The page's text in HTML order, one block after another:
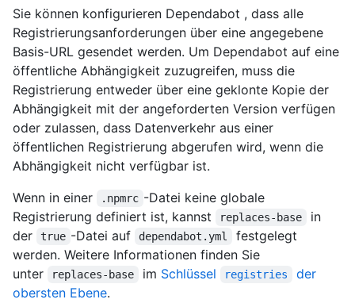
Sie können konfigurieren Dependabot , dass alle
Registrierungsanforderungen über eine angegebene
Basis-URL gesendet werden. Um Dependabot auf eine
öffentliche Abhängigkeit zuzugreifen, muss die
Registrierung entweder über eine geklonte Kopie der
Abhängigkeit mit der angeforderten Version verfügen
oder zulassen, dass Datenverkehr aus einer
öffentlichen Registrierung abgerufen wird, wenn die
Abhängigkeit nicht verfügbar ist.
Wenn in einer
.npmrc -Datei keine globale
Registrierung definiert ist, kannst
replaces-base
in
der
true -Datei auf dependabot.yml
festgelegt
werden. Weitere Informationen finden Sie
unter
replaces-base im Schlüssel registries
der
obersten Ebene.